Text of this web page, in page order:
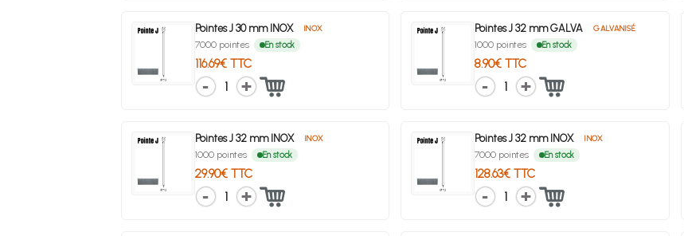
Pointes J 30 mm INOX INOX
7000 pointes En stock
116.69€ TTC
1
Pointes J 32 mm GALVA GALVANISÉ
1000 pointes En stock
8.90€ TTC
1
Pointes J 32 mm INOX INOX
1000 pointes En stock
29.90€ TTC
1
Pointes J 32 mm INOX INOX
7000 pointes En stock
128.63€ TTC
1